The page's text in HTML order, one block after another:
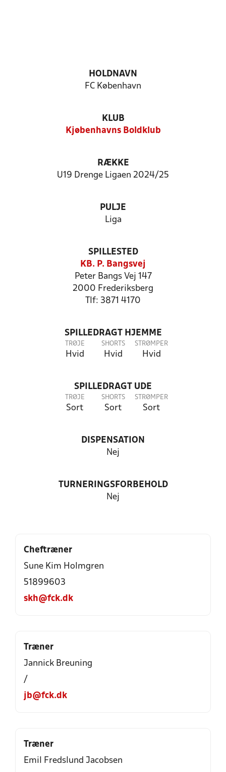
HOLDNAVN
FC København
KLUB
Kjøbenhavns Boldklub
RÆKKE
U19 Drenge Ligaen 2024/25
PULJE
Liga
SPILLESTED
KB. P. Bangsvej
Peter Bangs Vej 147
2000 Frederiksberg
Tlf: 3871 4170
SPILLEDRAGT HJEMME
TRØJE
Hvid
SHORTS
Hvid
STRØMPER
Hvid
SPILLEDRAGT UDE
TRØJE
Sort
SHORTS
Sort
STRØMPER
Sort
DISPENSATION
Nej
TURNERINGSFORBEHOLD
Nej
Cheftræner
Sune Kim Holmgren
51899603
skh@fck.dk
Træner
Jannick Breuning
/
jb@fck.dk
Træner
Emil Fredslund Jacobsen